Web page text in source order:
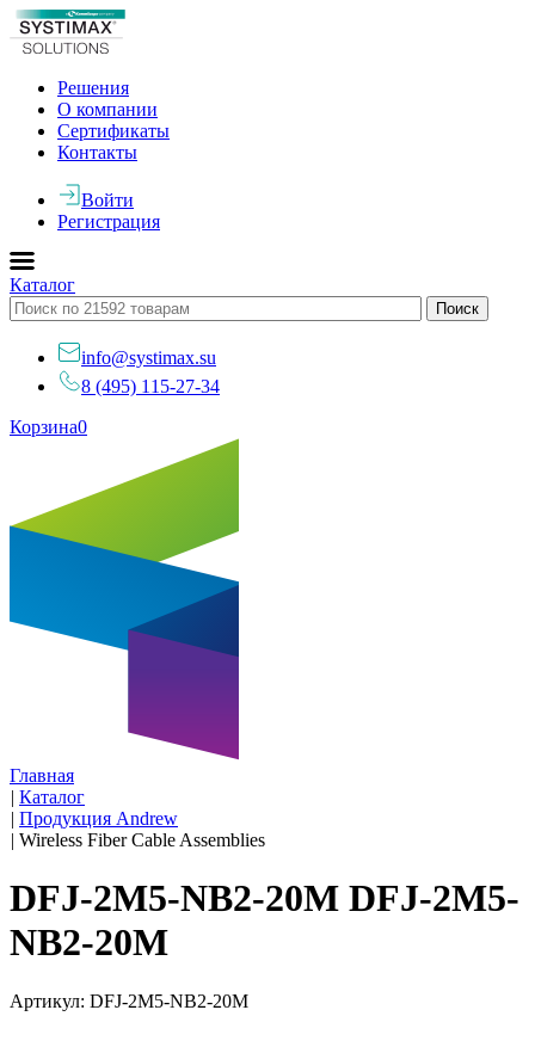
Решения
О компании
Сертификаты
Контакты
Войти
Регистрация
Каталог
info@systimax.su
8 (495) 115-27-34
Корзина0
Главная
| Каталог
| Продукция Andrew
| Wireless Fiber Cable Assemblies
DFJ-2M5-NB2-20M DFJ-2M5-
NB2-20M
Артикул: DFJ-2M5-NB2-20M